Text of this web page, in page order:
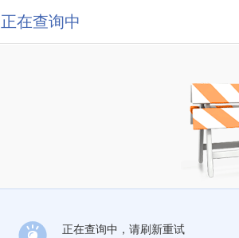
正在查询中
正在查询中，请刷新重试